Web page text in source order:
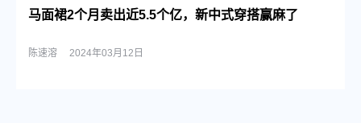
马面裙2个月卖出近5.5个亿，新中式穿搭赢麻了
陈速溶 2024年03月12日